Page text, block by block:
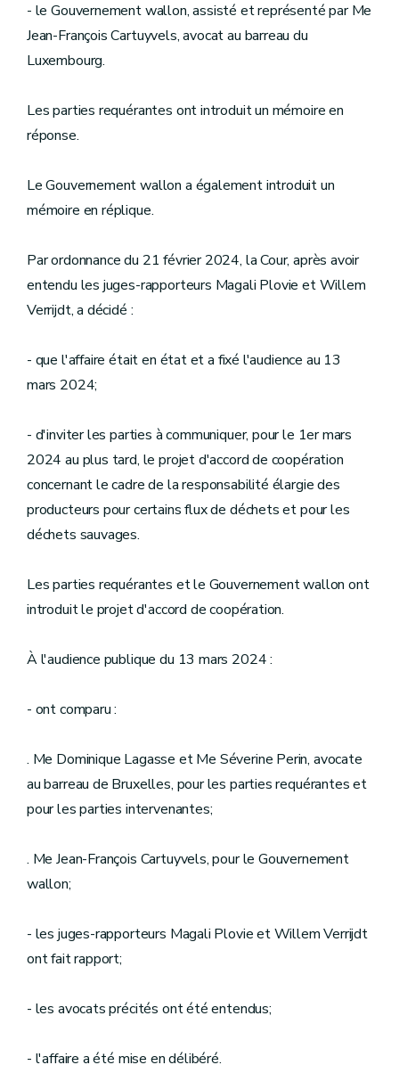
- le Gouvernement wallon, assisté et représenté par Me
Jean-François Cartuyvels, avocat au barreau du
Luxembourg.
Les parties requérantes ont introduit un mémoire en
réponse.
Le Gouvernement wallon a également introduit un
mémoire en réplique.
Par ordonnance du 21 février 2024, la Cour, après avoir
entendu les juges-rapporteurs Magali Plovie et Willem
Verrijdt, a décidé :
- que l'affaire était en état et a fixé l'audience au 13
mars 2024;
- d'inviter les parties à communiquer, pour le 1er mars
2024 au plus tard, le projet d'accord de coopération
concernant le cadre de la responsabilité élargie des
producteurs pour certains flux de déchets et pour les
déchets sauvages.
Les parties requérantes et le Gouvernement wallon ont
introduit le projet d'accord de coopération.
À l'audience publique du 13 mars 2024 :
- ont comparu :
. Me Dominique Lagasse et Me Séverine Perin, avocate
au barreau de Bruxelles, pour les parties requérantes et
pour les parties intervenantes;
. Me Jean-François Cartuyvels, pour le Gouvernement
wallon;
- les juges-rapporteurs Magali Plovie et Willem Verrijdt
ont fait rapport;
- les avocats précités ont été entendus;
- l'affaire a été mise en délibéré.